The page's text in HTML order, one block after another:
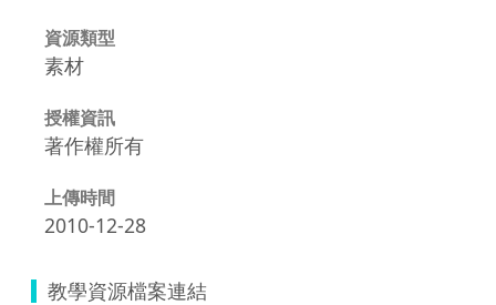
資源類型
素材
授權資訊
著作權所有
上傳時間
2010-12-28
教學資源檔案連結